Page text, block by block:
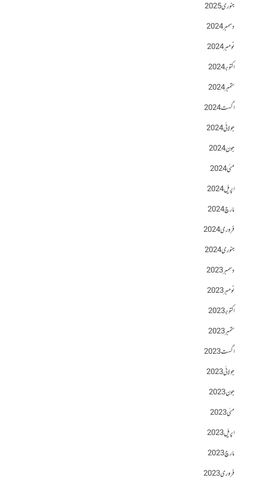
جنوری 2025
دسمبر 2024
نومبر 2024
اکتوبر 2024
ستمبر 2024
اگست 2024
جولائی 2024
جون 2024
مئی 2024
اپریل 2024
مارچ 2024
فروری 2024
جنوری 2024
دسمبر 2023
نومبر 2023
اکتوبر 2023
ستمبر 2023
اگست 2023
جولائی 2023
جون 2023
مئی 2023
اپریل 2023
مارچ 2023
فروری 2023